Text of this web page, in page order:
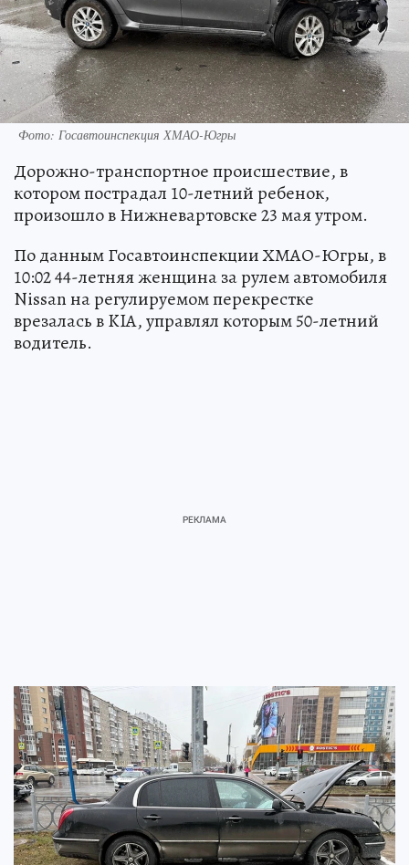
Фото: Госавтоинспекция ХМАО-Югры
Дорожно-транспортное происшествие, в
котором пострадал 10-летний ребенок,
произошло в Нижневартовске 23 мая утром.
По данным Госавтоинспекции ХМАО-Югры, в
10:02 44-летняя женщина за рулем автомобиля
Nissan на регулируемом перекрестке
врезалась в KIA, управлял которым 50-летний
водитель.